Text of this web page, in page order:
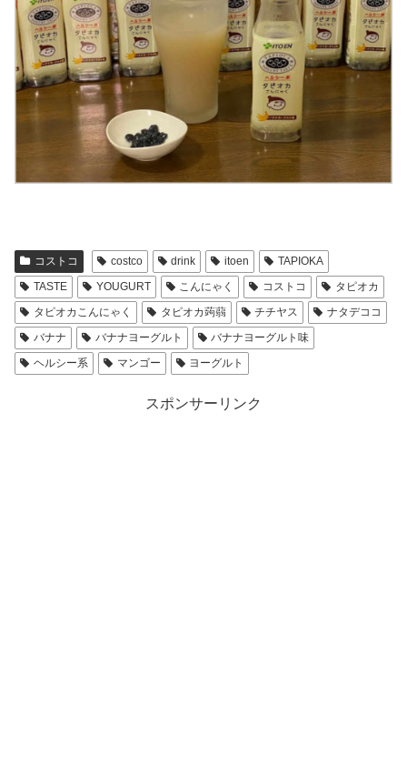
コストコ costco drink itoen
TAPIOKA
TASTE
YOUGURT こんにゃく コストコ
タピオカ
タピオカこんにゃく
タピオカ蒟蒻 チチヤス
ナタデココ
バナナ
バナナヨーグルト
バナナヨーグルト味
ヘルシー系
マンゴー ヨーグルト
スポンサーリンク